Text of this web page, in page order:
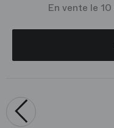
En vente le
‹